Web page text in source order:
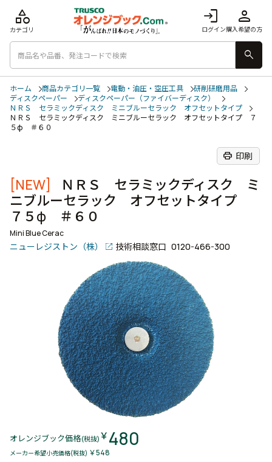
login
ログイン
person
購入希望の方
category
カテゴリ
search
ホーム 商品カテゴリ一覧 電動・油圧・空圧工具
研削研磨用品
ディスクペーパー
ディスクペーパー（ファイバーディスク）
ＮＲＳ セラミックディスク ミニブルーセラック オフセットタイプ
ＮＲＳ セラミックディスク ミニブルーセラック オフセットタイプ ７
５φ ＃６０
print 印刷
[NEW]
ＮＲＳ セラミックディスク ミ
ニブルーセラック オフセットタイプ
７５φ ＃６０
Mini Blue Cerac
ニューレジストン（株） 技術相談窓口 0120-466-300
オレンジブック価格(税抜) ￥480
メーカー希望小売価格(税抜) ￥548